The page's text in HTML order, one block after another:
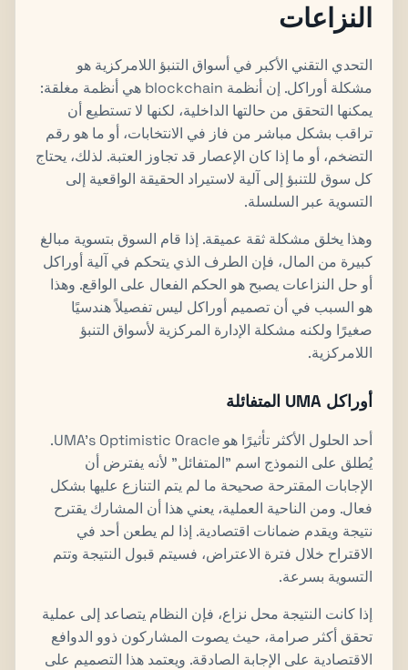
النزاعات
التحدي التقني الأكبر في أسواق التنبؤ اللامركزية هو
مشكلة أوراكل. إن أنظمة blockchain هي أنظمة مغلقة:
يمكنها التحقق من حالتها الداخلية، لكنها لا تستطيع أن
تراقب بشكل مباشر من فاز في الانتخابات، أو ما هو رقم
التضخم، أو ما إذا كان الإعصار قد تجاوز العتبة. لذلك، يحتاج
كل سوق للتنبؤ إلى آلية لاستيراد الحقيقة الواقعية إلى
التسوية عبر السلسلة.
وهذا يخلق مشكلة ثقة عميقة. إذا قام السوق بتسوية مبالغ
كبيرة من المال، فإن الطرف الذي يتحكم في آلية أوراكل
أو حل النزاعات يصبح هو الحكم الفعال على الواقع. وهذا
هو السبب في أن تصميم أوراكل ليس تفصيلاً هندسيًا
صغيرًا ولكنه مشكلة الإدارة المركزية لأسواق التنبؤ
اللامركزية.
أوراكل UMA المتفائلة
أحد الحلول الأكثر تأثيرًا هو UMA’s Optimistic Oracle.
يُطلق على النموذج اسم "المتفائل" لأنه يفترض أن
الإجابات المقترحة صحيحة ما لم يتم التنازع عليها بشكل
فعال. ومن الناحية العملية، يعني هذا أن المشارك يقترح
نتيجة ويقدم ضمانات اقتصادية. إذا لم يطعن أحد في
الاقتراح خلال فترة الاعتراض، فسيتم قبول النتيجة وتتم
التسوية بسرعة.
إذا كانت النتيجة محل نزاع، فإن النظام يتصاعد إلى عملية
تحقق أكثر صرامة، حيث يصوت المشاركون ذوو الدوافع
الاقتصادية على الإجابة الصادقة. ويعتمد هذا التصميم على